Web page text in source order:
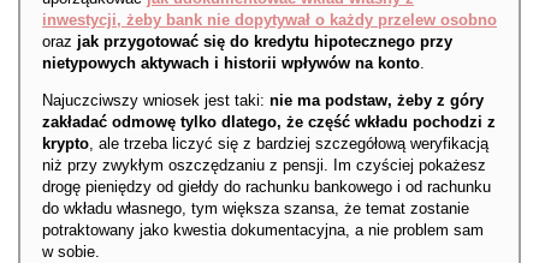
inwestycji, żeby bank nie dopytywał o każdy przelew osobno
oraz jak przygotować się do kredytu hipotecznego przy
nietypowych aktywach i historii wpływów na konto.
Najuczciwszy wniosek jest taki: nie ma podstaw, żeby z góry
zakładać odmowę tylko dlatego, że część wkładu pochodzi z
krypto, ale trzeba liczyć się z bardziej szczegółową weryfikacją
niż przy zwykłym oszczędzaniu z pensji. Im czyściej pokażesz
drogę pieniędzy od giełdy do rachunku bankowego i od rachunku
do wkładu własnego, tym większa szansa, że temat zostanie
potraktowany jako kwestia dokumentacyjna, a nie problem sam
w sobie.